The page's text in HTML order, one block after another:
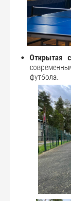
Открытая
футбола.